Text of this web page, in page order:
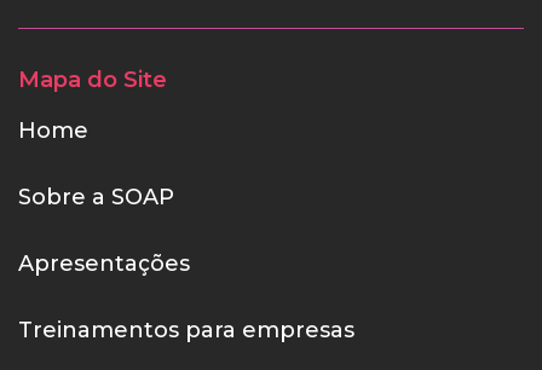
Mapa do Site
Home
Sobre a SOAP
Apresentações
Treinamentos para empresas